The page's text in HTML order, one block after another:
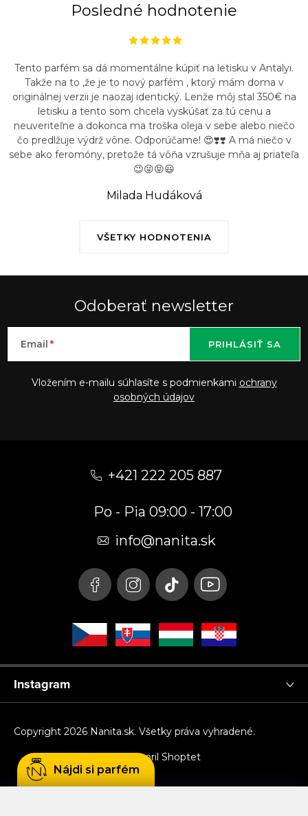
Posledné hodnotenie
VŠETKY HODNOTENIA
Tento parfém sa dá momentálne kúpiť na letisku v Antalyi.
Takže na to ,že je to nový parfém , ktorý mám doma v
originálnej verzii je naozaj identický. Lenže môj stal 350€ na
letisku a tento som chcela vyskúšať za tú cenu a
neuveriteľne a dokonca ma troška oleja v sebe alebo niečo
čo predlžuje výdrž vône. Odporúčame! 😍❣️❣️ A má niečo v
sebe ako feromóny, pretože tá vôňa vzrušuje mňa aj priateľa
😉😝😝😃
Milada Hudáková
Odoberať newsletter
Email
Vložením e-mailu súhlasíte s podmienkami ochrany
osobných údajov
PRIHLÁSIŤ SA
+421 222 205 887
Po - Pia 09:00 - 17:00
info@nanita.sk
Instagram
Vytvoril Shoptet
Copyright 2026 Nanita.sk. Všetky práva vyhradené.
Nájdi si parfém